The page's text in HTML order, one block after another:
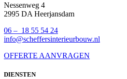
Nessenweg 4
2995 DA Heerjansdam
06 – 18 55 54 24
info@scheffersinterieurbouw.nl
OFFERTE AANVRAGEN
DIENSTEN